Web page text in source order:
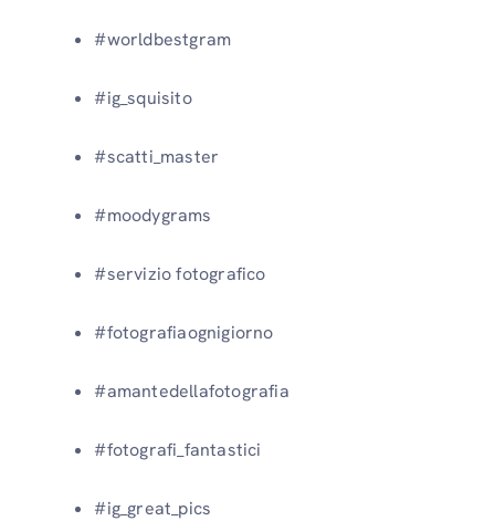
#worldbestgram
#ig_squisito
#scatti_master
#moodygrams
#servizio fotografico
#fotografiaognigiorno
#amantedellafotografia
#fotografi_fantastici
#ig_great_pics